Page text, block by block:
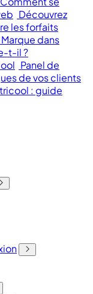
Découvrez
les forfaits
dans
t-il ?
Panel de
de vos clients
: guide